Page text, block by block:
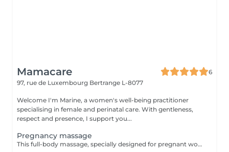
Mamacare
6
97, rue de Luxembourg Bertrange L-8077
Welcome I'm Marine, a women's well-being practitioner
specialising in female and perinatal care. With gentleness,
respect and presence, I support you...
Pregnancy massage
This full-body massage, specially designed for pregnant women, helps relieve the aches and pains of pregnancy and relaxes both body and mind. It gently tames the lines of a body in transformation, preparing you for childbirth and motherhood in complete serenity. A blend of well-being massage techniques and energy points, this massage adapts to the specific needs of each woman and each stage of pregnancy: the choice of maneuvers is personalized to create a unique moment of relaxation. This massage can be practiced from the 2nd trimester onwards. The session consists of a time of exchange, so that we can get to know each other and you can tell me about your needs, followed by the massage itself, which lasts around 50 minutes.